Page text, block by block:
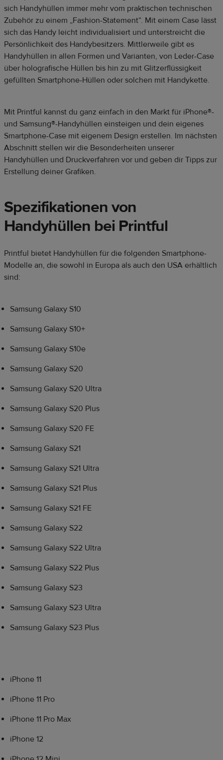
sich Handyhüllen immer mehr vom praktischen technischen
Zubehör zu einem „Fashion-Statement“. Mit einem Case lässt
sich das Handy leicht individualisiert und unterstreicht die
Persönlichkeit des Handybesitzers. Mittlerweile gibt es
Handyhüllen in allen Formen und Varianten, von Leder-Case
über holografische Hüllen bis hin zu mit Glitzerflüssigkeit
gefüllten Smartphone-Hüllen oder solchen mit Handykette.
Mit Printful kannst du ganz einfach in den Markt für iPhone®-
und Samsung®-Handyhüllen einsteigen und dein eigenes
Smartphone-Case mit eigenem Design erstellen. Im nächsten
Abschnitt stellen wir die Besonderheiten unserer
Handyhüllen und Druckverfahren vor und geben dir Tipps zur
Erstellung deiner Grafiken.
Spezifikationen von
Handyhüllen bei Printful
Printful bietet Handyhüllen für die folgenden Smartphone-
Modelle an, die sowohl in Europa als auch den USA erhältlich
sind:
Samsung Galaxy S10
Samsung Galaxy S10+
Samsung Galaxy S10e
Samsung Galaxy S20
Samsung Galaxy S20 Ultra
Samsung Galaxy S20 Plus
Samsung Galaxy S20 FE
Samsung Galaxy S21
Samsung Galaxy S21 Ultra
Samsung Galaxy S21 Plus
Samsung Galaxy S21 FE
Samsung Galaxy S22
Samsung Galaxy S22 Ultra
Samsung Galaxy S22 Plus
Samsung Galaxy S23
Samsung Galaxy S23 Ultra
Samsung Galaxy S23 Plus
iPhone 11
iPhone 11 Pro
iPhone 11 Pro Max
iPhone 12